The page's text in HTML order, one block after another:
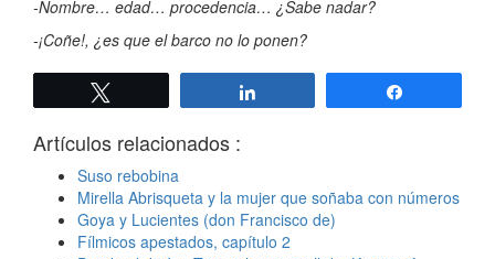
-Nombre… edad… procedencia… ¿Sabe nadar?
-¡Coñe!, ¿es que el barco no lo ponen?
Artículos relacionados :
Suso rebobina
Mirella Abrisqueta y la mujer que soñaba con números
Goya y Lucientes (don Francisco de)
Fílmicos apestados, capítulo 2